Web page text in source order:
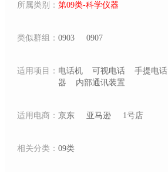
所属类别： 第09类-科学仪器
类似群组： 0903 0907
适用项目： 电话机 可视电话 手提电话
器
内部通讯装置
适用电商： 京东 亚马逊 1号店
相关分类： 09类